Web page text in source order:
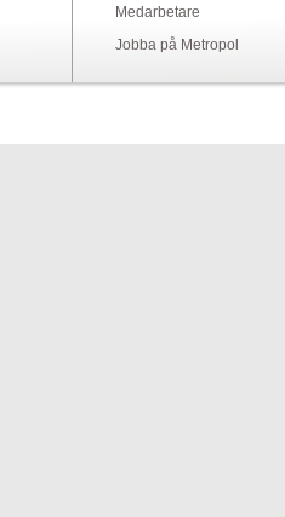
Medarbetare
Jobba på Metropol